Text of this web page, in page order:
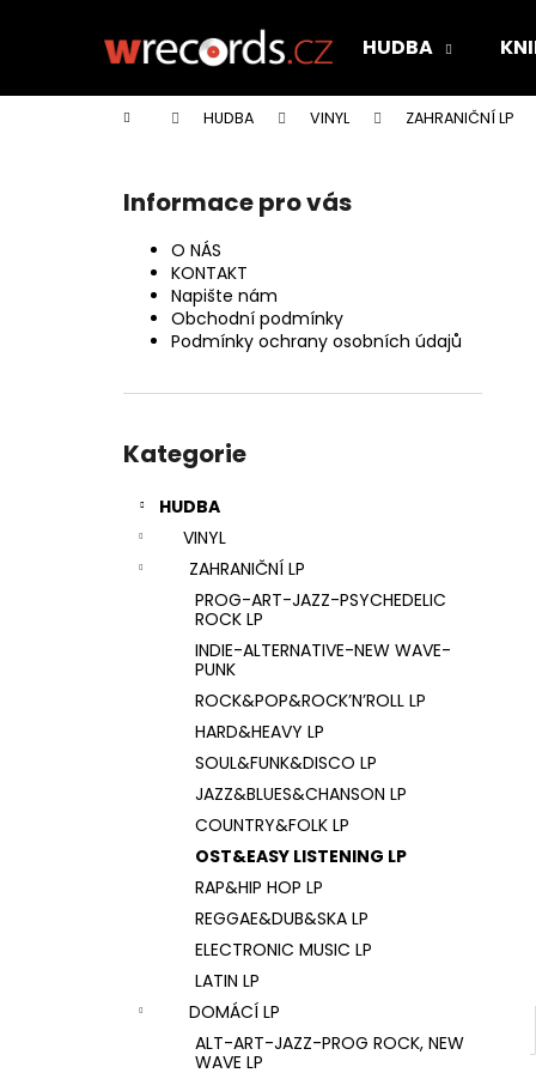
HUDBA
Domů HUDBA VINYL ZAHRANIČNÍ LP
Informace pro vás
O NÁS
KONTAKT
Napište nám
Obchodní podmínky
Podmínky ochrany osobních údajů
kategorie
Kategorie
HUDBA
VINYL
ZAHRANIČNÍ LP
PROG-ART-JAZZ-PSYCHEDELIC
ROCK LP
INDIE-ALTERNATIVE-NEW WAVE-
PUNK
ROCK&POP&ROCK’N’ROLL LP
HARD&HEAVY LP
SOUL&FUNK&DISCO LP
JAZZ&BLUES&CHANSON LP
COUNTRY&FOLK LP
OST&EASY LISTENING LP
RAP&HIP HOP LP
REGGAE&DUB&SKA LP
ELECTRONIC MUSIC LP
LATIN LP
DOMÁCÍ LP
ALT-ART-JAZZ-PROG ROCK, NEW
WAVE LP
í
Zpět
do
Zpět
do
U2 – THE JOSHUA TREE LP
1 290 Kč